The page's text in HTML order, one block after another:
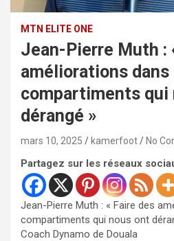
MTN ELITE ONE
Jean-Pierre Muth :
améliorations dans
compartiments qui
dérangé »
mars 10, 2025 kamerfoot No
Partagez sur les réseaux
Jean-Pierre Muth : « Faire des
compartiments qui nous ont
Coach Dynamo de Douala